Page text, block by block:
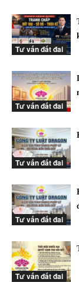
Tư vấn đất đai
Tư vấn đất đai
Tư vấn đất đai
Tư vấn đất đai
Tư vấn đất đai